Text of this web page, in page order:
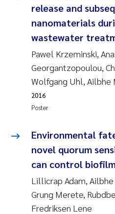
release and
nanomaterials
wastewater
Pawel Krzeminski,
Georgantzopoulou,
Wolfgang Uhl, Ailbhe
Poster
2016
Environmental
novel quorum
can control
Lillicrap Adam, Ailbhe
Grung Merete,
Fredriksen Lene